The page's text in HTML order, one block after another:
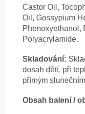
Castor Oil,
Oil, Gossypium
Phenoxyethanol,
Polyacrylamide.
Skladování:
dosah dětí, při
přímým
Obsah balení /